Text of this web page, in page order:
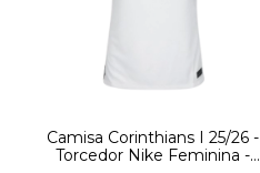
Camisa Corinthians I 25/26 -
Torcedor Nike Feminina -